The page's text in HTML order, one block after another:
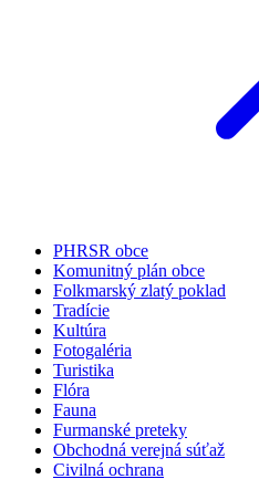
PHRSR obce
Komunitný plán obce
Folkmarský zlatý poklad
Tradície
Kultúra
Fotogaléria
Turistika
Flóra
Fauna
Furmanské preteky
Obchodná verejná súťaž
Civilná ochrana